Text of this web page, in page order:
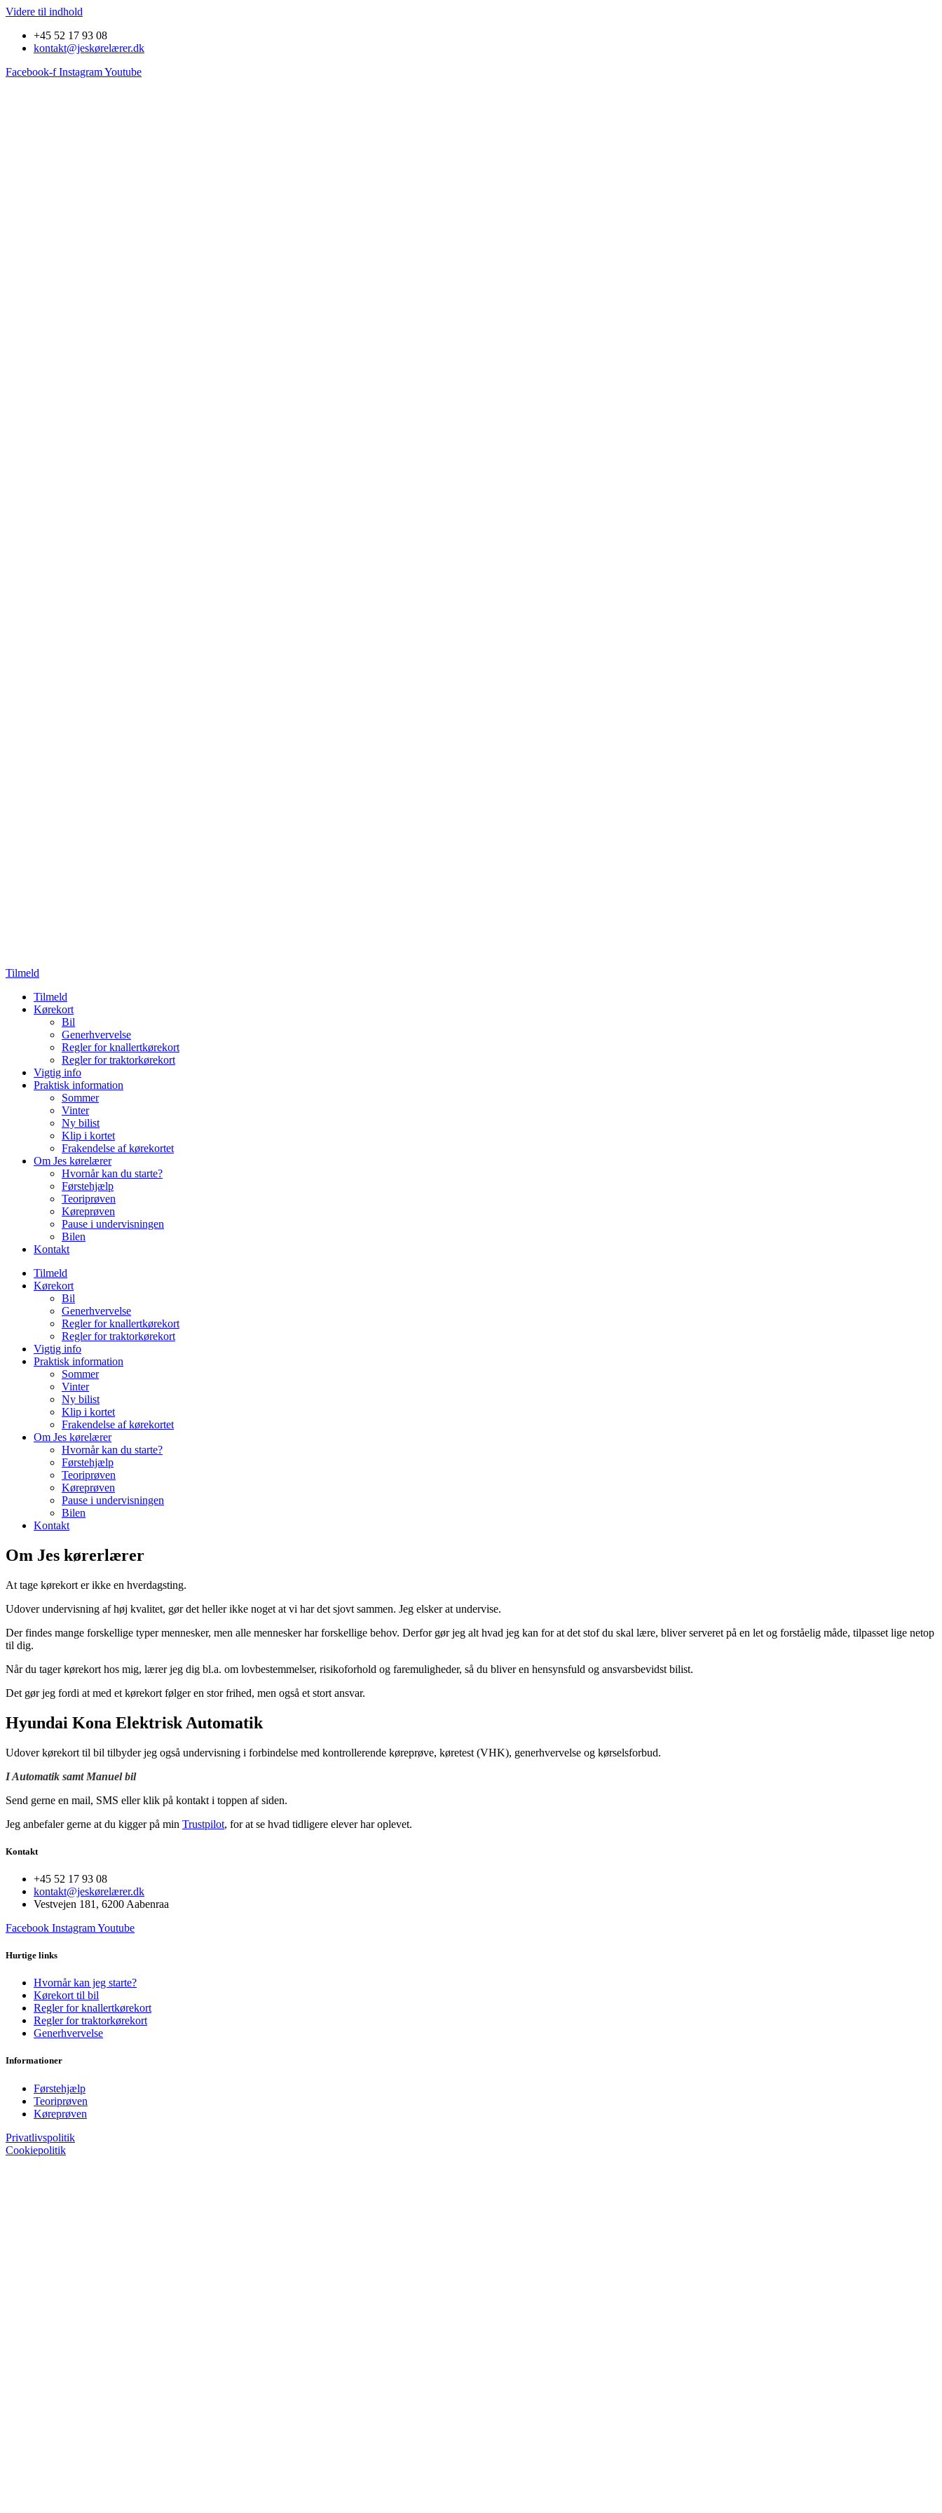
Videre til indhold
+45 52 17 93 08
kontakt@jeskørelærer.dk
Facebook-f InstagramYoutube
Tilmeld
Tilmeld
Kørekort
Bil
Generhvervelse
Regler for knallertkørekort
Regler for traktorkørekort
Vigtig info
Praktisk information
Sommer
Vinter
Ny bilist
Klip i kortet
Frakendelse af kørekortet
Om Jes kørelærer
Hvornår kan du starte?
Førstehjælp
Teoriprøven
Køreprøven
Pause i undervisningen
Bilen
Kontakt
Tilmeld
Kørekort
Bil
Generhvervelse
Regler for knallertkørekort
Regler for traktorkørekort
Vigtig info
Praktisk information
Sommer
Vinter
Ny bilist
Klip i kortet
Frakendelse af kørekortet
Om Jes kørelærer
Hvornår kan du starte?
Førstehjælp
Teoriprøven
Køreprøven
Pause i undervisningen
Bilen
Kontakt
Om Jes kørerlærer
At tage kørekort er ikke en hverdagsting.
Udover undervisning af høj kvalitet, gør det heller ikke noget at vi har det sjovt sammen. Jeg elsker at undervise.
Der findes mange forskellige typer mennesker, men alle mennesker har forskellige behov. Derfor gør jeg alt hvad jeg kan for at det stof du skal lære, bliver serveret på en let og forståelig måde, tilpasset lige netop
til dig.
Når du tager kørekort hos mig, lærer jeg dig bl.a. om lovbestemmelser, risikoforhold og faremuligheder, så du bliver en hensynsfuld og ansvarsbevidst bilist.
Det gør jeg fordi at med et kørekort følger en stor frihed, men også et stort ansvar.
Hyundai Kona Elektrisk Automatik
Udover kørekort til bil tilbyder jeg også undervisning i forbindelse med kontrollerende køreprøve, køretest (VHK), generhvervelse og kørselsforbud.
I Automatik samt Manuel bil
Send gerne en mail, SMS eller klik på kontakt i toppen af siden.
Jeg anbefaler gerne at du kigger på min Trustpilot, for at se hvad tidligere elever har oplevet.
Kontakt
+45 52 17 93 08
kontakt@jeskørelærer.dk
Vestvejen 181, 6200 Aabenraa
Facebook InstagramYoutube
Hurtige links
Hvornår kan jeg starte?
Kørekort til bil
Regler for knallertkørekort
Regler for traktorkørekort
Generhvervelse
Informationer
Førstehjælp
Teoriprøven
Køreprøven
Privatlivspolitik
Cookiepolitik